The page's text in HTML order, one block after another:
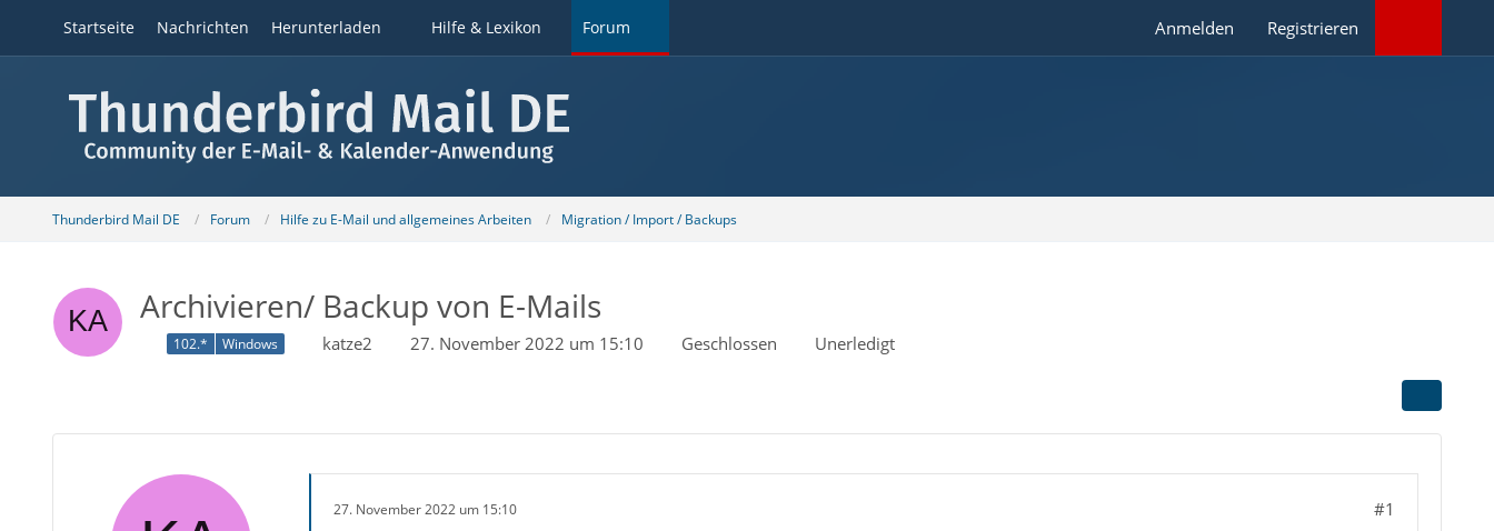
Startseite Nachrichten Herunterladen Hilfe & Lexikon Forum Anmelden Registrieren
Thunderbird Mail DE Forum Hilfe zu E-Mail und allgemeines Arbeiten Migration / Import / Backups
Archivieren/ Backup von E-Mails
102.* Windows katze2 27. November 2022 um 15:10 Geschlossen Unerledigt
27. November 2022 um 15:10 #1